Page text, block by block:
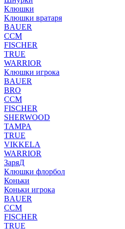
Клюшки
Клюшки вратаря
BAUER
CCM
FISCHER
TRUE
WARRIOR
Клюшки игрока
BAUER
BRO
CCM
FISCHER
SHERWOOD
TAMPA
TRUE
VIKKELA
WARRIOR
ЗаряД
Клюшки флорбол
Коньки
Коньки игрока
BAUER
CCM
FISCHER
TRUE